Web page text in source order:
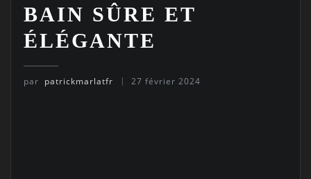
BAIN SÛRE ET
ÉLÉGANTE
par patrickmarlatfr 27 février 2024